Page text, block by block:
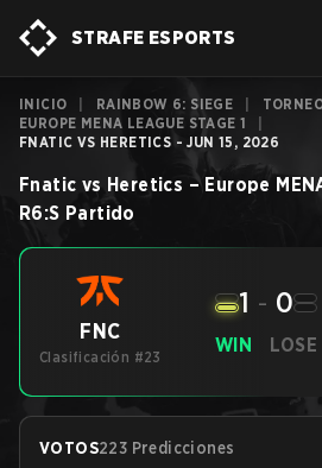
STRAFE ESPORTS
INICIO RAINBOW 6: SIEGE
EUROPE MENA LEAGUE STAGE 1
FNATIC VS HERETICS - JUN 15, 2026
Fnatic vs Heretics – Europe
R6:S Partido
FNC
Clasificación #23
WIN
1 - 0
LOSE
VOTOS223 Predicciones